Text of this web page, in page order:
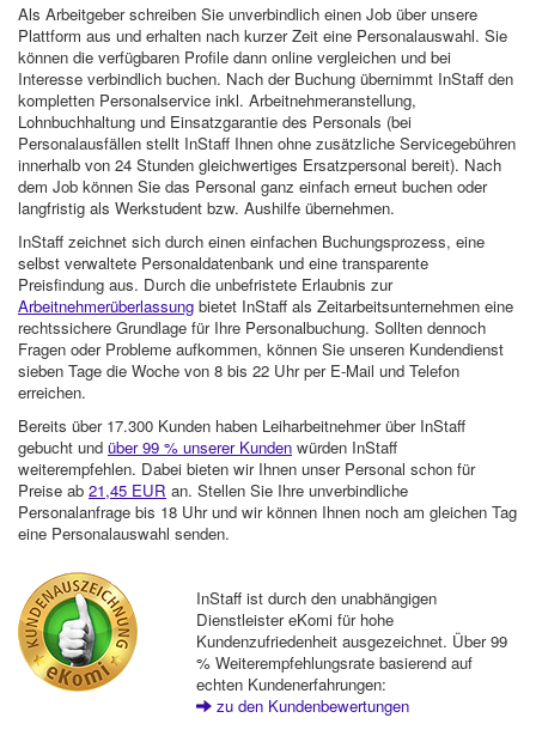
Als Arbeitgeber schreiben Sie unverbindlich einen Job über unsere
Plattform aus und erhalten nach kurzer Zeit eine Personalauswahl. Sie
können die verfügbaren Profile dann online vergleichen und bei
Interesse verbindlich buchen. Nach der Buchung übernimmt InStaff den
kompletten Personalservice inkl. Arbeitnehmeranstellung,
Lohnbuchhaltung und Einsatzgarantie des Personals (bei
Personalausfällen stellt InStaff Ihnen ohne zusätzliche Servicegebühren
innerhalb von 24 Stunden gleichwertiges Ersatzpersonal bereit). Nach
dem Job können Sie das Personal ganz einfach erneut buchen oder
langfristig als Werkstudent bzw. Aushilfe übernehmen.
InStaff zeichnet sich durch einen einfachen Buchungsprozess, eine
selbst verwaltete Personaldatenbank und eine transparente
Preisfindung aus. Durch die unbefristete Erlaubnis zur
Arbeitnehmerüberlassung bietet InStaff als Zeitarbeitsunternehmen eine
rechtssichere Grundlage für Ihre Personalbuchung. Sollten dennoch
Fragen oder Probleme aufkommen, können Sie unseren Kundendienst
sieben Tage die Woche von 8 bis 22 Uhr per E-Mail und Telefon
erreichen.
Bereits über 17.300 Kunden haben Leiharbeitnehmer über InStaff
gebucht und über 99 % unserer Kunden würden InStaff
weiterempfehlen. Dabei bieten wir Ihnen unser Personal schon für
Preise ab 21,45 EUR an. Stellen Sie Ihre unverbindliche
Personalanfrage bis 18 Uhr und wir können Ihnen noch am gleichen Tag
eine Personalauswahl senden.
InStaff ist durch den unabhängigen
Dienstleister eKomi für hohe
Kundenzufriedenheit ausgezeichnet. Über 99
% Weiterempfehlungsrate basierend auf
echten Kundenerfahrungen:
zu den Kundenbewertungen